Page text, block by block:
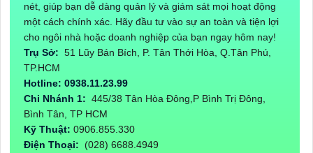
nét, giúp bạn dễ dàng quản lý và giám sát mọi hoạt động
một cách chính xác. Hãy đầu tư vào sự an toàn và tiện lợi
cho ngôi nhà hoặc doanh nghiệp của bạn ngay hôm nay!
Trụ Sở: 51 Lũy Bán Bích, P. Tân Thới Hòa, Q.Tân Phú,
TP.HCM
Hotline: 0938.11.23.99
Chi Nhánh 1: 445/38 Tân Hòa Đông,P Bình Trị Đông,
Bình Tân, TP HCM
Kỹ Thuật: 0906.855.330
Điện Thoại: (028) 6688.4949